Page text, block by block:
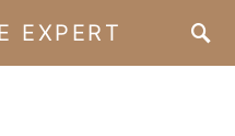
EXPERT